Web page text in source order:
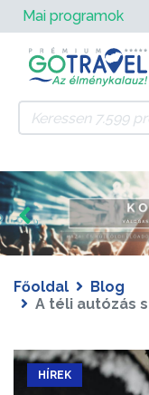
Mai programok
Főoldal
Blog
A téli autózás
HÍREK